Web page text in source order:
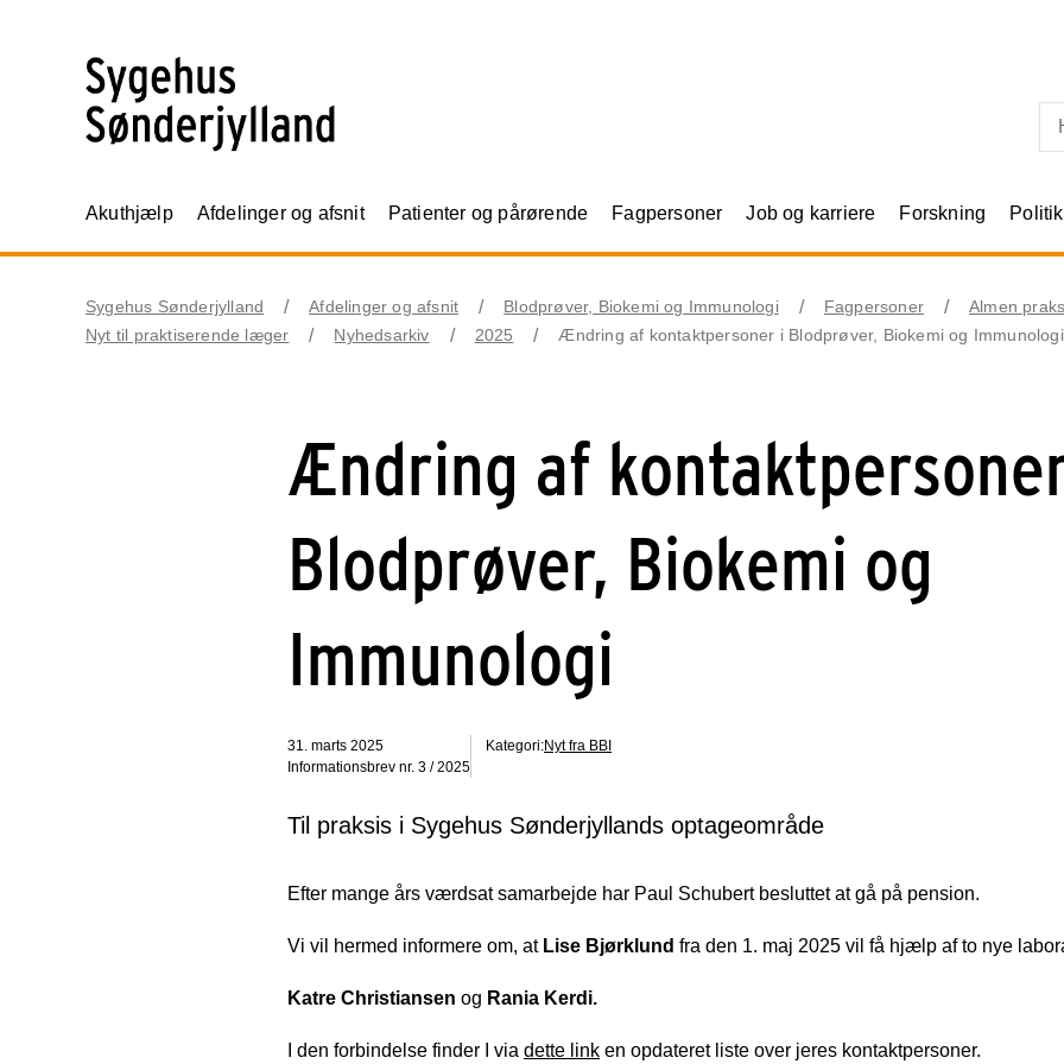
Akuthjælp Afdelinger og afsnit Patienter og pårørende Fagpersoner Job og karriere Forskning Politik
Sygehus Sønderjylland Afdelinger og afsnit Blodprøver, Biokemi og Immunologi Fagpersoner
Almen
Nyt til praktiserende læger
Nyhedsarkiv 2025 Ændring af kontaktpersoner i Blodprøver, Biokemi og Immunologi
Ændring af
Blodprøver, Biokemi og
Immunologi
31. marts 2025
Informationsbrev nr. 3 / 2025
Kategori:Nyt fra BBI
Til praksis i Sygehus Sønderjyllands optageområde
Efter mange års værdsat samarbejde har Paul Schubert besluttet at gå på pension.
Vi vil hermed informere om, at Lise Bjørklund fra den 1. maj 2025 vil få hjælp af to nye
Katre Christiansen og Rania Kerdi.
I den forbindelse finder I via dette link en opdateret liste over jeres kontaktpersoner.